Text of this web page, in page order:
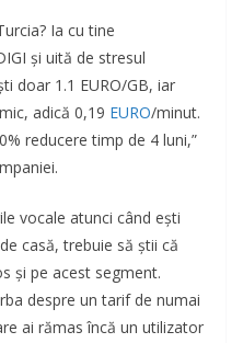
Ia cu tine
și uită de stresul
doar 1.1 EURO/GB, iar
adică 0,19 EURO/minut.
reducere timp de 4 luni,”
vocale atunci când ești
casă, trebuie să știi că
și pe acest segment.
despre un tarif de numai
ai rămas încă un utilizator